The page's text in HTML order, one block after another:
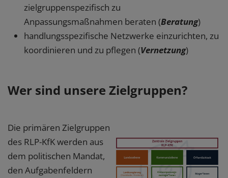
zielgruppenspezifisch zu
Anpassungsmaßnahmen beraten (Beratung)
handlungsspezifische Netzwerke einzurichten, zu
koordinieren und zu pflegen (Vernetzung)
Wer sind unsere Zielgruppen?
Die primären Zielgruppen
des RLP-KfK werden aus
dem politischen Mandat,
den Aufgabenfeldern